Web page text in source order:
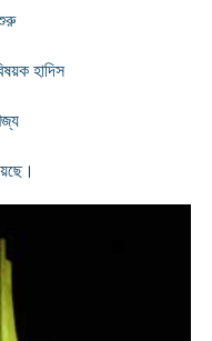
হাদিস